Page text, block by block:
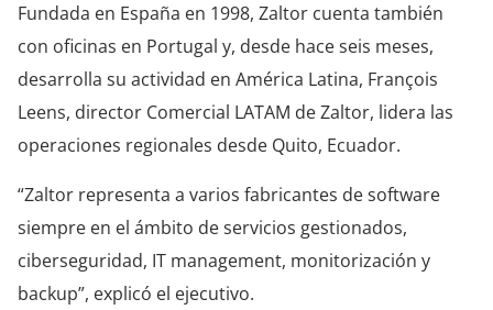
Fundada en España en 1998, Zaltor cuenta también
con oficinas en Portugal y, desde hace seis meses,
desarrolla su actividad en América Latina, François
Leens, director Comercial LATAM de Zaltor, lidera las
operaciones regionales desde Quito, Ecuador.
“Zaltor representa a varios fabricantes de software
siempre en el ámbito de servicios gestionados,
ciberseguridad, IT management, monitorización y
backup”, explicó el ejecutivo.